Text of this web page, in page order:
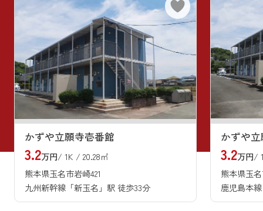
かずや立願寺壱番館
3.2万円/ 1K / 20.28㎡
熊本県玉名市岩崎421
九州新幹線「新玉名」駅 徒歩33分
かずや
3.2万円/
熊本県玉
鹿児島本